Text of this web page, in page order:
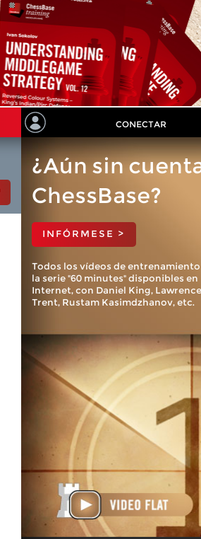
CONECTAR
¿Aún sin
ChessBase?
INFÓRMESE >
Todos los vídeos de
la serie "60 minutes" disponibles en
Internet, con Daniel King, Lawrence
Trent, Rustam Kasimdzhanov, etc.